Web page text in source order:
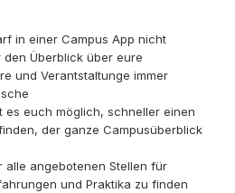
in einer Campus App nicht
den Überblick über eure
und Verantstaltunge immer
es euch möglich, schneller einen
der ganze Campusüberblick
alle angebotenen Stellen für
und Praktika zu finden